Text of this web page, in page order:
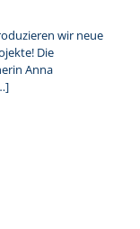
wir neue
Die
Anna